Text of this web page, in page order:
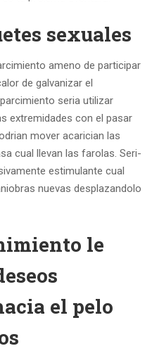
sexuales
ameno de participar
de galvanizar el
seri­a utilizar
extremidades con el pasar
mover acarician las
cual llevan las farolas. Seri­
estimulante cual
nuevas desplazandolo
le
el pelo